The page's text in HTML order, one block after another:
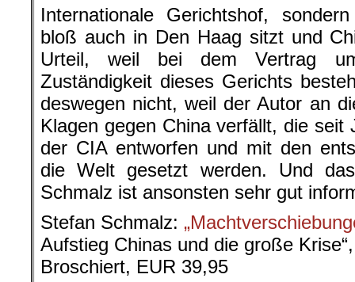
Internationale Gerichtshof,
bloß auch in Den Haag sitzt und
Urteil, weil bei dem Vertrag
Zuständigkeit dieses Gerichts
deswegen nicht, weil der Autor an
Klagen gegen China verfällt, die seit
der CIA entworfen und mit den
die Welt gesetzt werden. Und
Schmalz ist ansonsten sehr gut
Stefan Schmalz:
Aufstieg Chinas und die große
Broschiert, EUR 39,95